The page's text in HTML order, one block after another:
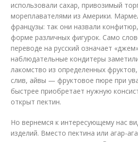
использовали сахар, привозимый
мореплавателями из Америки.
французы: так они назвали
форме различных фигурок. Само
переводе на русский означает
наблюдательные кондитеры
лакомство из определенных
слив, айвы — фруктовое пюре при
быстрее приобретает нужную
открыт пектин.
Но вернемся к интересующему нас
изделий. Вместо пектина или агар-